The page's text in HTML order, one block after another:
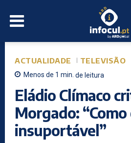
ACTUALIDADE TELEVISÃO
Menos de 1 min. de leitura
Eládio Clímaco
Morgado: “Como
insuportável”